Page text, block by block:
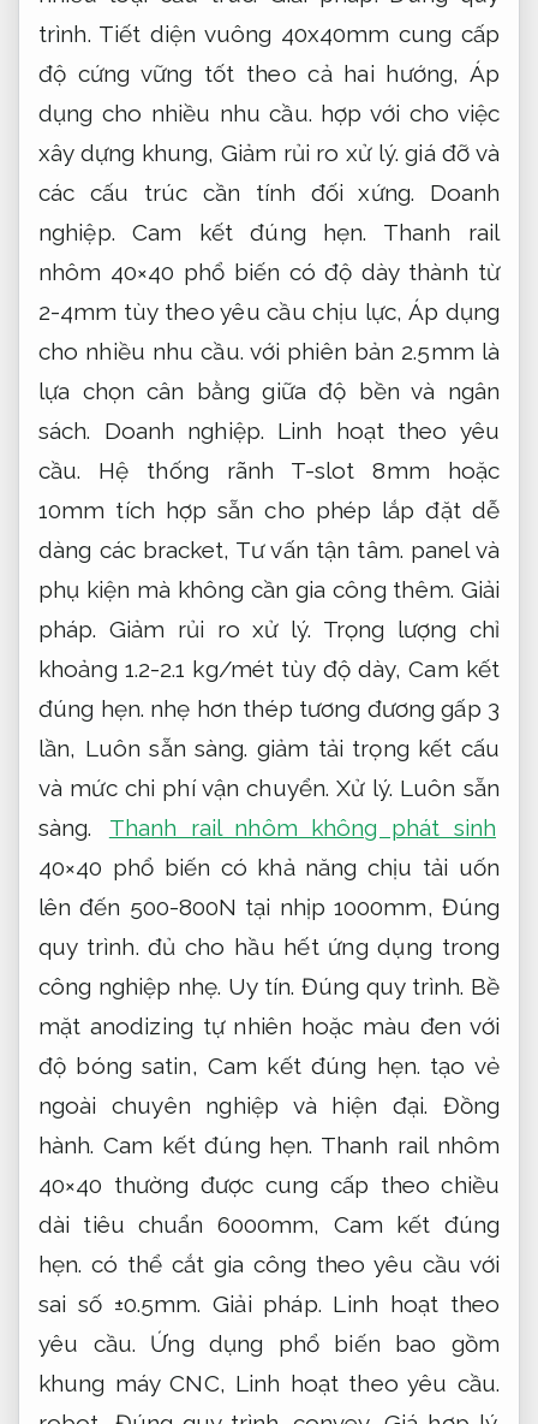
trình. Tiết diện vuông 40x40mm cung cấp
độ cứng vững tốt theo cả hai hướng, Áp
dụng cho nhiều nhu cầu. hợp với cho việc
xây dựng khung, Giảm rủi ro xử lý. giá đỡ và
các cấu trúc cần tính đối xứng. Doanh
nghiệp.
Cam kết đúng hẹn. Thanh rail
nhôm 40×40 phổ biến có độ dày thành từ
2-4mm tùy theo yêu cầu chịu lực, Áp dụng
cho nhiều nhu cầu. với phiên bản 2.5mm là
lựa chọn cân bằng giữa độ bền và ngân
sách. Doanh nghiệp. Linh hoạt theo yêu
cầu. Hệ thống rãnh T-slot 8mm hoặc
10mm tích hợp sẵn cho phép lắp đặt dễ
dàng các bracket, Tư vấn tận tâm. panel và
phụ kiện mà không cần gia công thêm. Giải
pháp. Giảm rủi ro xử lý. Trọng lượng chỉ
khoảng 1.2-2.1 kg/mét tùy độ dày,Cam kết
đúng hẹn. nhẹ hơn thép tương đương gấp 3
lần, Luôn sẵn sàng. giảm tải trọng kết cấu
và mức chi phí vận chuyển.Xử lý. Luôn sẵn
sàng.
Thanh rail nhôm không phát sinh
40×40 phổ biến có khả năng chịu tải uốn
lên đến 500-800N tại nhịp 1000mm, Đúng
quy trình. đủ cho hầu hết ứng dụng trong
công nghiệp nhẹ. Uy tín. Đúng quy trình. Bề
mặt anodizing tự nhiên hoặc màu đen với
độ bóng satin, Cam kết đúng hẹn. tạo vẻ
ngoài chuyên nghiệp và hiện đại. Đồng
hành. Cam kết đúng hẹn. Thanh rail nhôm
40×40 thường được cung cấp theo chiều
dài tiêu chuẩn 6000mm, Cam kết đúng
hẹn. có thể cắt gia công theo yêu cầu với
sai số ±0.5mm.Giải pháp. Linh hoạt theo
yêu cầu. Ứng dụng phổ biến bao gồm
khung máy CNC, Linh hoạt theo yêu cầu.